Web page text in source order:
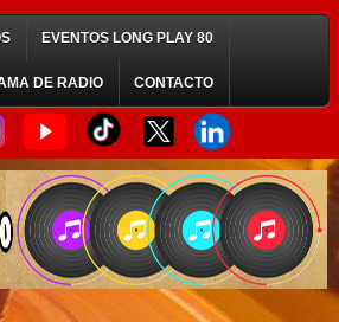
EVENTOS LONG PLAY 80
DE RADIO CONTACTO